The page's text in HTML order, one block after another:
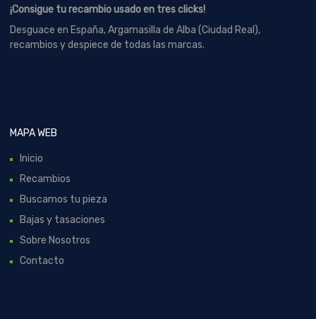
¡Consigue tu recambio usado en tres clicks!
Desguace en España, Argamasilla de Alba (Ciudad Real),
recambios y despiece de todas las marcas.
MAPA WEB
Inicio
Recambios
Buscamos tu pieza
Bajas y tasaciones
Sobre Nosotros
Contacto